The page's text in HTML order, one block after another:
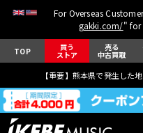
For Overseas
gakki.com/" for
TOP 買う
ストア
売る
中古買取
【重要】熊本県で発生した